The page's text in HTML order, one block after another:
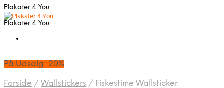
Plakater 4 You
Plakater 4 You
På Udsalg! 20%
Forside / Wallstickers / Fiskestime Wallsticker